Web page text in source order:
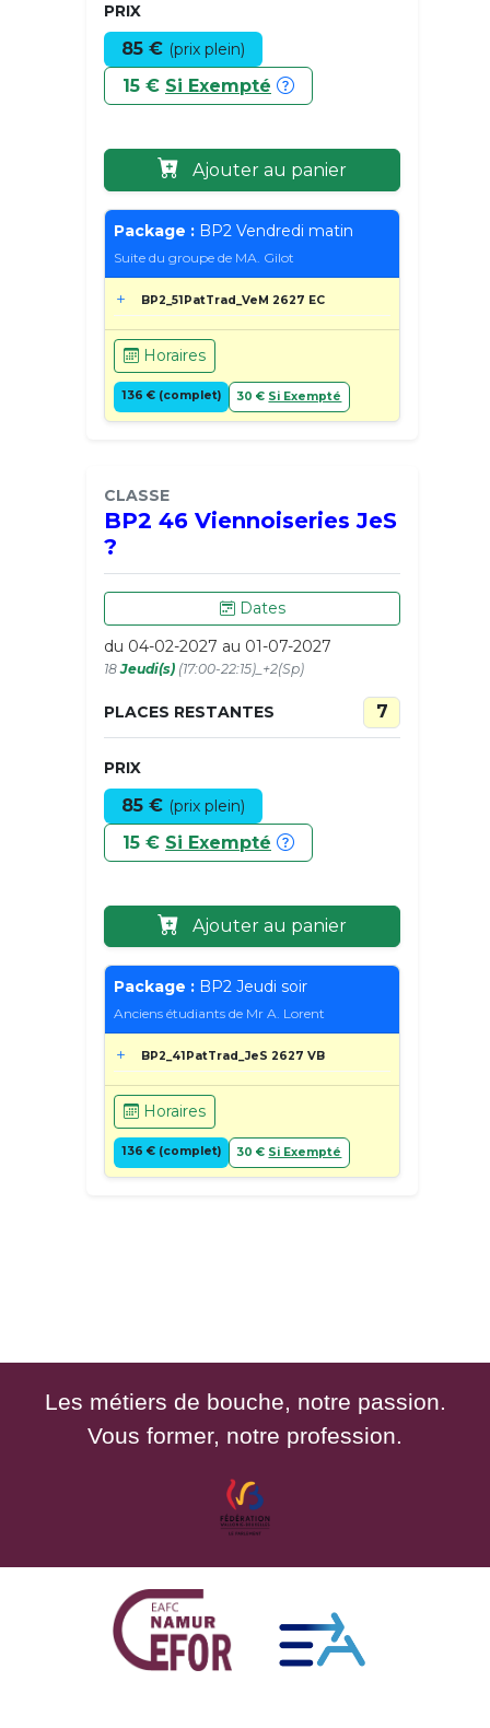
PRIX
85 € (prix plein)
15 € Si Exempté
Ajouter au panier
Package : BP2 Vendredi matin
Suite du groupe de MA. Gilot
BP2_51PatTrad_VeM 2627 EC
Horaires
136 € (complet) 30 € Si Exempté
CLASSE
BP2 46 Viennoiseries JeS
?
Dates
du 04-02-2027 au 01-07-2027
18Jeudi(s) (17:00-22:15)_+2(Sp)
PLACES RESTANTES 7
PRIX
85 € (prix plein)
15 € Si Exempté
Ajouter au panier
Package : BP2 Jeudi soir
Anciens étudiants de Mr A. Lorent
BP2_41PatTrad_JeS 2627 VB
Horaires
136 € (complet) 30 € Si Exempté
Les métiers de bouche, notre passion.
Vous former, notre profession.